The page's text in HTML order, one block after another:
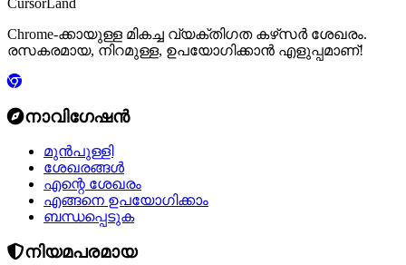
Chrome-ക്കായുള്ള മികച്ച വ്യക്തിഗത കഴ്‌സർ ശേഖരം.
രസകരമായ, നിറമുള്ള, ഉപയോഗിക്കാൻ എളുപ്പമാണ്!
നാവിഗേഷൻ
മുൻപുള്ളി
ശേഖരങ്ങൾ
എന്റെ ശേഖരം
എങ്ങനെ ഉപയോഗിക്കാം
ബന്ധപ്പെടുക
നിയമപരമായ